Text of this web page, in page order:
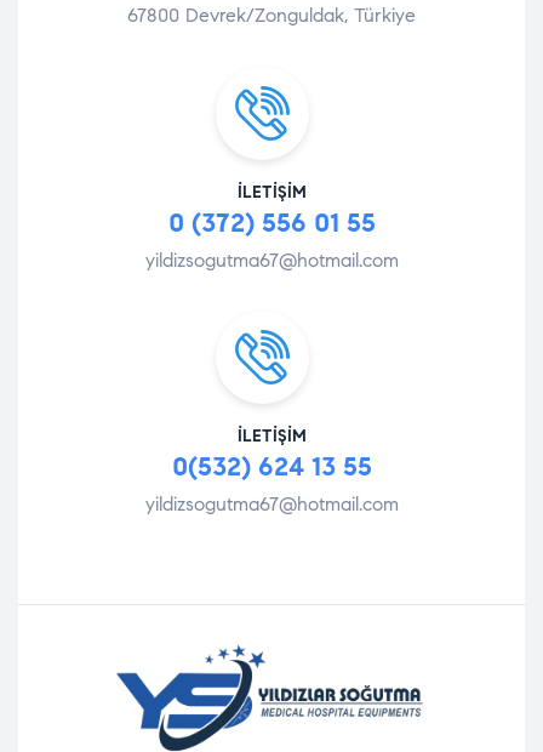
67800 Devrek/Zonguldak, Türkiye
İLETIŞIM
0 (372) 556 01 55
yildizsogutma67@hotmail.com
İLETIŞIM
0(532) 624 13 55
yildizsogutma67@hotmail.com